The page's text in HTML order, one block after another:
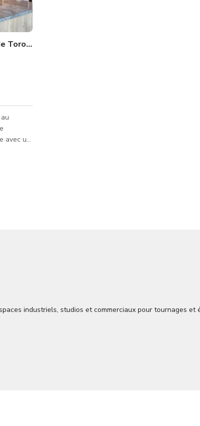
– Élégance industrielle
avec un